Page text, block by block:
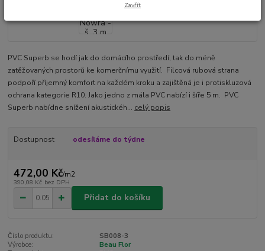
PVC Superb se hodí jak do domácího prostředí, tak do méně
zatěžovaných prostorů ke komerčnímu využití. Filcová rubová strana
podpoří příjemný komfort na každém kroku a zajištěná je i protiskluzová
ochrana kategorie R10. Jako jedno z mála PVC nabízí i šíře 5 m. PVC
Superb nabídne snížení akustickéh... celý popis
Dostupnost odesíláme do týdne
472,00 Kč/m2
390,08 Kč bez DPH
Přidat do košíku
Číslo produktu:
SB008-3
Výrobce:
Beau Flor
Zavřít